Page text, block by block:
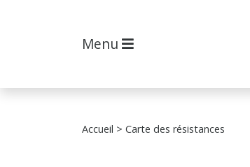
Menu
Accueil > Carte des résistances